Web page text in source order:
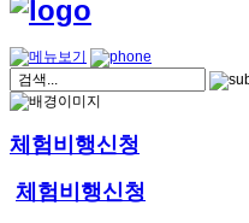
체험비행신청
체험비행신청